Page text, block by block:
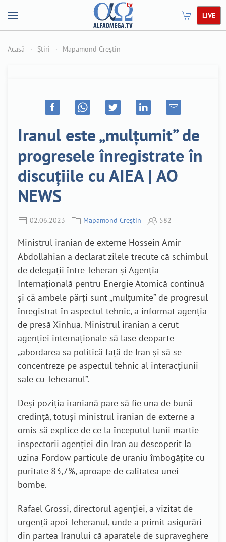
LIVE
Acasă Știri Mapamond Creștin
Iranul este „mulțumit” de
progresele înregistrate în
discuțiile cu AIEA | AO
NEWS
02.06.2023 Mapamond Creștin 582
Ministrul iranian de externe Hossein Amir-
Abdollahian a declarat zilele trecute că schimbul
de delegații între Teheran și Agenția
Internațională pentru Energie Atomică continuă
și că ambele părți sunt „mulțumite” de progresul
înregistrat în aspectul tehnic, a informat agenția
de presă Xinhua. Ministrul iranian a cerut
agenției internaționale să lase deoparte
„abordarea sa politică față de Iran și să se
concentreze pe aspectul tehnic al interacțiunii
sale cu Teheranul”.
Deși poziția iraniană pare să fie una de bună
credință, totuși ministrul iranian de externe a
omis să explice de ce la începutul lunii martie
inspectorii agenției din Iran au descoperit la
uzina Fordow particule de uraniu îmbogățite cu
puritate 83,7%, aproape de calitatea unei
bombe.
Rafael Grossi, directorul agenției, a vizitat de
urgență apoi Teheranul, unde a primit asigurări
din partea Iranului că aparatele de supraveghere